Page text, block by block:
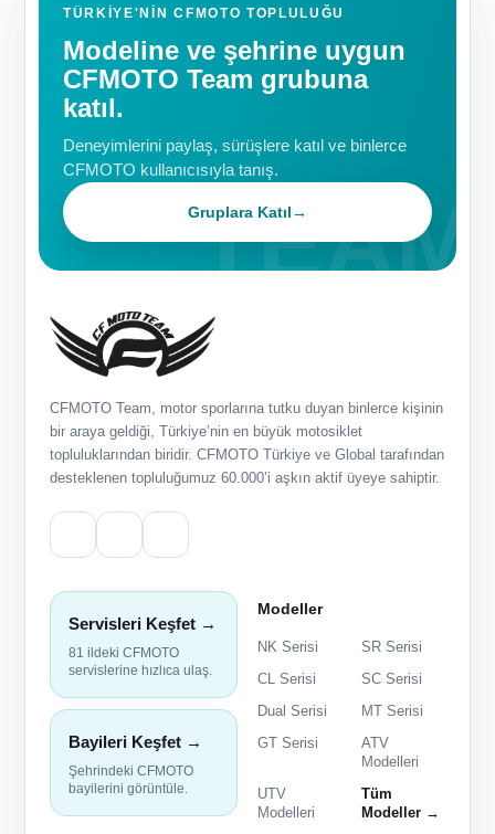
TÜRKIYE'NIN CFMOTO TOPLULUĞU
Modeline ve şehrine uygun
CFMOTO Team grubuna
katıl.
Deneyimlerini paylaş, sürüşlere katıl ve binlerce
CFMOTO kullanıcısıyla tanış.
Gruplara Katıl→
CFMOTO Team, motor sporlarına tutku duyan binlerce kişinin
bir araya geldiği, Türkiye’nin en büyük motosiklet
topluluklarından biridir. CFMOTO Türkiye ve Global tarafından
desteklenen topluluğumuz 60.000’i aşkın aktif üyeye sahiptir.
Servisleri Keşfet →
81 ildeki CFMOTO
servislerine hızlıca ulaş.
Bayileri Keşfet →
Şehrindeki CFMOTO
bayilerini görüntüle.
Modeller
NK Serisi
SR Serisi
CL Serisi
SC Serisi
Dual Serisi
MT Serisi
GT Serisi
ATV
Modelleri
UTV
Modelleri
Tüm
Modeller →